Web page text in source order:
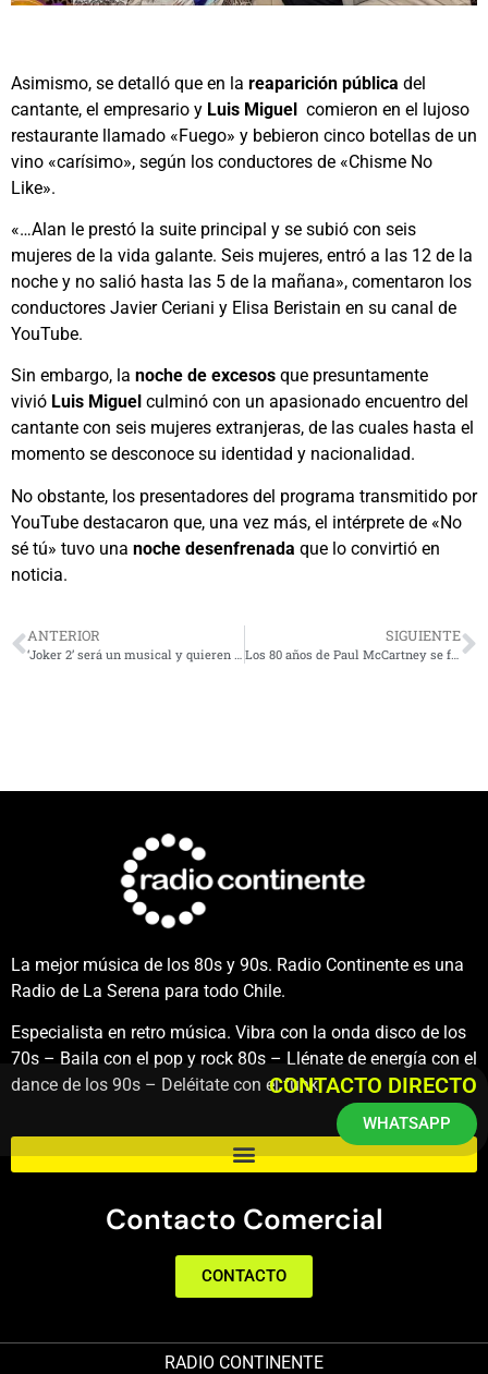
Asimismo, se detalló que en la reaparición pública del
cantante, el empresario y Luis Miguel comieron en el lujoso
restaurante llamado «Fuego» y bebieron cinco botellas de un
vino «carísimo», según los conductores de «Chisme No
Like».
«…Alan le prestó la suite principal y se subió con seis
mujeres de la vida galante. Seis mujeres, entró a las 12 de la
noche y no salió hasta las 5 de la mañana», comentaron los
conductores Javier Ceriani y Elisa Beristain en su canal de
YouTube.
Sin embargo, la noche de excesos que presuntamente
vivió Luis Miguel culminó con un apasionado encuentro del
cantante con seis mujeres extranjeras, de las cuales hasta el
momento se desconoce su identidad y nacionalidad.
No obstante, los presentadores del programa transmitido por
YouTube destacaron que, una vez más, el intérprete de «No
sé tú» tuvo una noche desenfrenada que lo convirtió en
noticia.
ANTERIOR
‘Joker 2’ será un musical y quieren que Lady Gaga sea Harley Quinn
SIGUIENTE
Los 80 años de Paul McCartney se festejarán con un concierto tributo gratuito y al aire libre
La mejor música de los 80s y 90s. Radio Continente es una
Radio de La Serena para todo Chile.
Especialista en retro música. Vibra con la onda disco de los
70s – Baila con el pop y rock 80s – Llénate de energía con el
dance de los 90s – Deléitate con el funk.
Contacto Comercial
CONTACTO
RADIO CONTINENTE
CONTACTO DIRECTO
WHATSAPP